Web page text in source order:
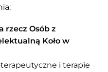
rzecz Osób z
Koło w
i terapie